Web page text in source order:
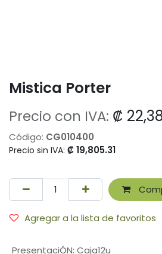
Mistica Porter
Precio con IVA: ₡
Código: CG010400
Precio sin IVA: ₡19,805.31
Agregar a la lista de favoritos
PresentaciÓN: Caja12u